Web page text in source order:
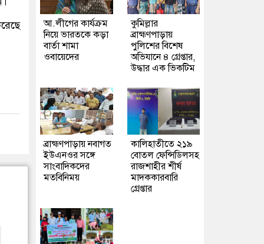
আ.লীগের কার্যক্রম
নিয়ে ভারতকে কড়া
বার্তা শামা
ওবায়েদের
কুমিল্লার
ব্রাহ্মণপাড়ায়
পুলিশের বিশেষ
অভিযানে ৪ গ্রেপ্তার,
উদ্ধার এক ভিকটিম
ব্রাহ্মণপাড়ায় নবাগত
ইউএনওর সঙ্গে
সাংবাদিকদের
মতবিনিময়
কালিহাতীতে ২১৯
বোতল ফেন্সিডিলসহ
রাজশাহীর শীর্ষ
মাদককারবারি
গ্রেপ্তার